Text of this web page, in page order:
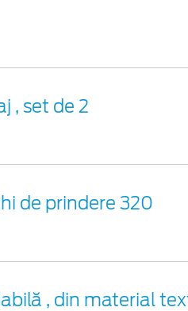
, set de 2
de prindere 320
, din material